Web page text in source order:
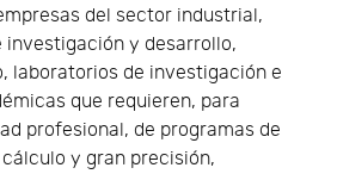
del sector industrial,
y desarrollo,
laboratorios de investigación e
que requieren, para
profesional, de programas de
y gran precisión,